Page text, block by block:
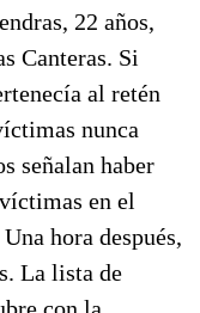
22 años,
Canteras. Si
al retén
nunca
señalan haber
en el
hora después,
La lista de